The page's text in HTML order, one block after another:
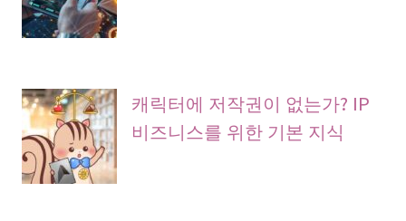
캐릭터에 저작권이 없는가? IP
비즈니스를 위한 기본 지식